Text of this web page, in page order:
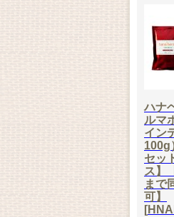
ハナ
ルマ
イン
100g
セッ
ス】
まで
可】
[